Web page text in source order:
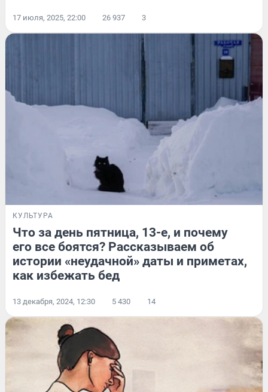
17 июля, 2025, 22:00 26 937 3
КУЛЬТУРА
Что за день пятница, 13-е, и почему
его все боятся? Рассказываем об
истории «неудачной» даты и приметах,
как избежать бед
13 декабря, 2024, 12:30 5 430 14